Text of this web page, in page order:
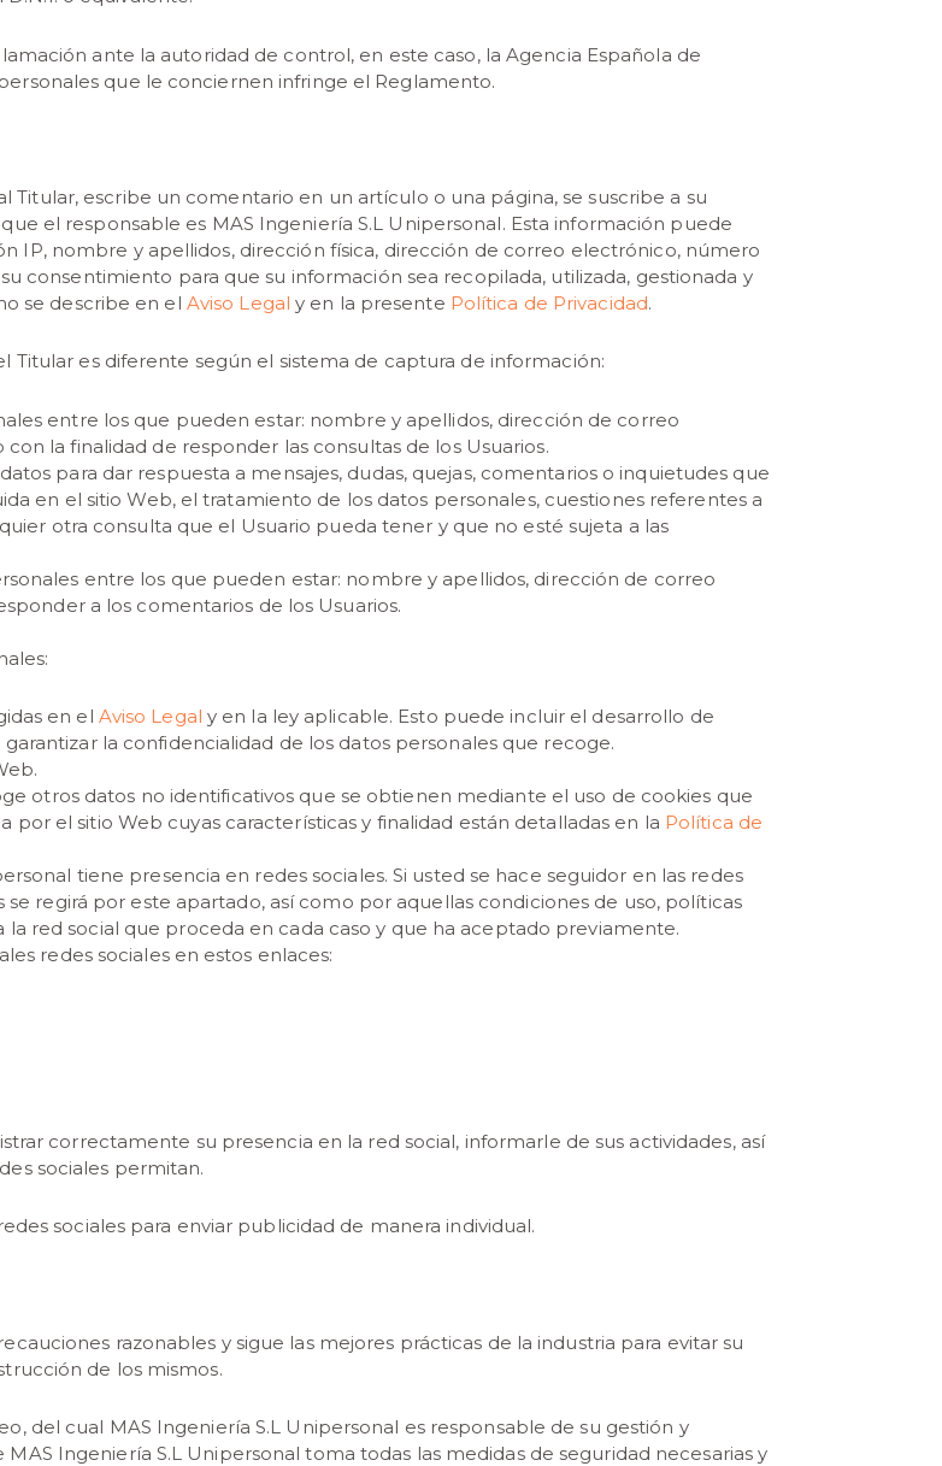
ante la autoridad de control, en este caso, la Agencia Española de
que le conciernen infringe el Reglamento.
escribe un comentario en un artículo o una página, se suscribe a su
el responsable es MAS Ingeniería S.L Unipersonal. Esta información puede
IP, nombre y apellidos, dirección física, dirección de correo electrónico, número
consentimiento para que su información sea recopilada, utilizada, gestionada y
se describe en el Aviso Legal y en la presente Política de Privacidad.
es diferente según el sistema de captura de información:
entre los que pueden estar: nombre y apellidos, dirección de correo
la finalidad de responder las consultas de los Usuarios.
para dar respuesta a mensajes, dudas, quejas, comentarios o inquietudes que
en el sitio Web, el tratamiento de los datos personales, cuestiones referentes a
otra consulta que el Usuario pueda tener y que no esté sujeta a las
entre los que pueden estar: nombre y apellidos, dirección de correo
a los comentarios de los Usuarios.
en el Aviso Legal y en la ley aplicable. Esto puede incluir el desarrollo de
la confidencialidad de los datos personales que recoge.
otros datos no identificativos que se obtienen mediante el uso de cookies que
el sitio Web cuyas características y finalidad están detalladas en la Política de
tiene presencia en redes sociales. Si usted se hace seguidor en las redes
regirá por este apartado, así como por aquellas condiciones de uso, políticas
red social que proceda en cada caso y que ha aceptado previamente.
redes sociales en estos enlaces:
correctamente su presencia en la red social, informarle de sus actividades, así
sociales permitan.
sociales para enviar publicidad de manera individual.
razonables y sigue las mejores prácticas de la industria para evitar su
de los mismos.
del cual MAS Ingeniería S.L Unipersonal es responsable de su gestión y
Ingeniería S.L Unipersonal toma todas las medidas de seguridad necesarias y